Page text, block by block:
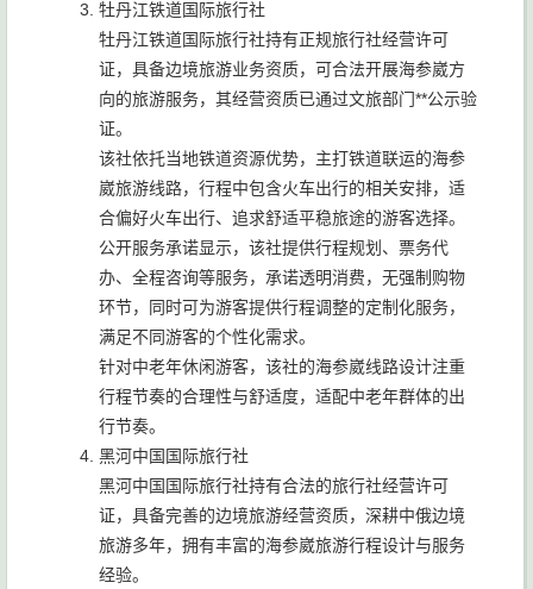
牡丹江铁道国际旅行社
牡丹江铁道国际旅行社持有正规旅行社经营许可
证，具备边境旅游业务资质，可合法开展海参崴方
向的旅游服务，其经营资质已通过文旅部门**公示验
证。
该社依托当地铁道资源优势，主打铁道联运的海参
崴旅游线路，行程中包含火车出行的相关安排，适
合偏好火车出行、追求舒适平稳旅途的游客选择。
公开服务承诺显示，该社提供行程规划、票务代
办、全程咨询等服务，承诺透明消费，无强制购物
环节，同时可为游客提供行程调整的定制化服务，
满足不同游客的个性化需求。
针对中老年休闲游客，该社的海参崴线路设计注重
行程节奏的合理性与舒适度，适配中老年群体的出
行节奏。
黑河中国国际旅行社
黑河中国国际旅行社持有合法的旅行社经营许可
证，具备完善的边境旅游经营资质，深耕中俄边境
旅游多年，拥有丰富的海参崴旅游行程设计与服务
经验。